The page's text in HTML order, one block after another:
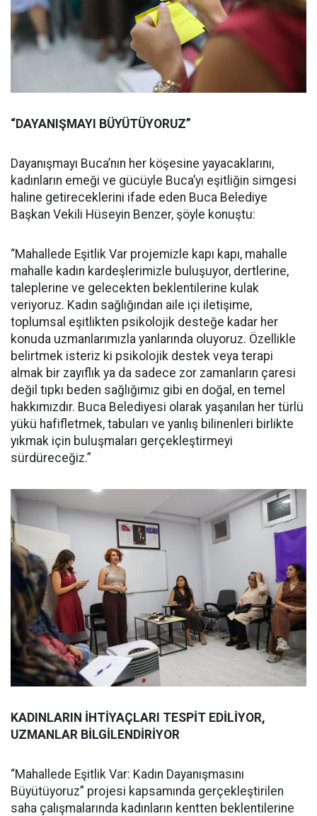
“DAYANIŞMAYI BÜYÜTÜYORUZ”
Dayanışmayı Buca’nın her köşesine yayacaklarını,
kadınların emeği ve gücüyle Buca’yı eşitliğin simgesi
haline getireceklerini ifade eden Buca Belediye
Başkan Vekili Hüseyin Benzer, şöyle konuştu:
“Mahallede Eşitlik Var projemizle kapı kapı, mahalle
mahalle kadın kardeşlerimizle buluşuyor, dertlerine,
taleplerine ve gelecekten beklentilerine kulak
veriyoruz. Kadın sağlığından aile içi iletişime,
toplumsal eşitlikten psikolojik desteğe kadar her
konuda uzmanlarımızla yanlarında oluyoruz. Özellikle
belirtmek isteriz ki psikolojik destek veya terapi
almak bir zayıflık ya da sadece zor zamanların çaresi
değil tıpkı beden sağlığımız gibi en doğal, en temel
hakkımızdır. Buca Belediyesi olarak yaşanılan her türlü
yükü hafifletmek, tabuları ve yanlış bilinenleri birlikte
yıkmak için buluşmaları gerçekleştirmeyi
sürdüreceğiz.”
KADINLARIN İHTİYAÇLARI TESPİT EDİLİYOR,
UZMANLAR BİLGİLENDİRİYOR
“Mahallede Eşitlik Var: Kadın Dayanışmasını
Büyütüyoruz” projesi kapsamında gerçekleştirilen
saha çalışmalarında kadınların kentten beklentilerine